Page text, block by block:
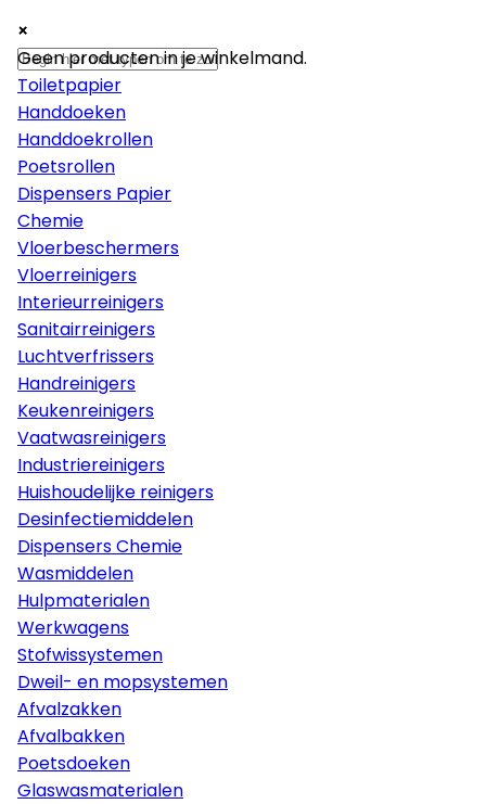
×
Papier
Toiletpapier
Handdoeken
Handdoekrollen
Poetsrollen
Dispensers Papier
Chemie
Vloerbeschermers
Vloerreinigers
Interieurreinigers
Sanitairreinigers
Luchtverfrissers
Handreinigers
Keukenreinigers
Vaatwasreinigers
Industriereinigers
Huishoudelijke reinigers
Desinfectiemiddelen
Dispensers Chemie
Wasmiddelen
Hulpmaterialen
Werkwagens
Stofwissystemen
Dweil- en mopsystemen
Afvalzakken
Afvalbakken
Poetsdoeken
Glaswasmaterialen
×
×
Geen producten in je winkelmand.